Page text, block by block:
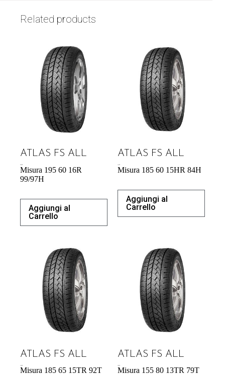
Related products
ATLAS FS ALL
Misura 195 60 16R
99/97H
Aggiungi al
Carrello
ATLAS FS ALL
Misura 185 60 15HR 84H
Aggiungi al
Carrello
ATLAS FS ALL
Misura 185 65 15TR 92T
ATLAS FS ALL
Misura 155 80 13TR 79T